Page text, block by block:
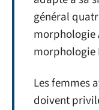
général
morphologie
morphologie
Les femmes
doivent